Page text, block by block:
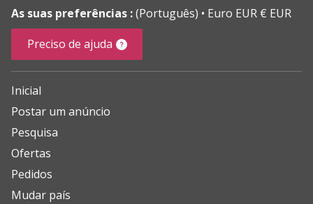
As suas preferências :(Português)
Euro EUR € EUR
Preciso de ajuda
Inicial
Postar um anúncio
Pesquisa
Ofertas
Pedidos
Mudar país